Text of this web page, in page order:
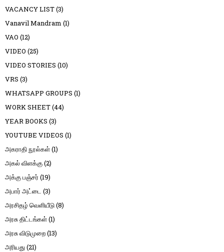
VACANCY LIST(3)
Vanavil Mandram (1)
VAO (12)
VIDEO (25)
VIDEO STORIES (10)
VRS (3)
WHATSAPP GROUPS (1)
WORK SHEET(44)
YEAR BOOKS (3)
YOUTUBE VIDEOS (1)
அகராதி நூல்கள்(1)
அகல் விளக்கு(2)
அக்கு பஞ்சர் (19)
அபார் அட்டை (3)
அரசிதழ் வெளியீடு(8)
அரசு திட்டங்கள்(1)
அரசு விடுமுறை(13)
அரியது(21)